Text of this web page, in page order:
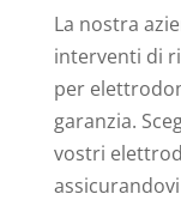
La nostra
interventi di
per
garanzia.
vostri